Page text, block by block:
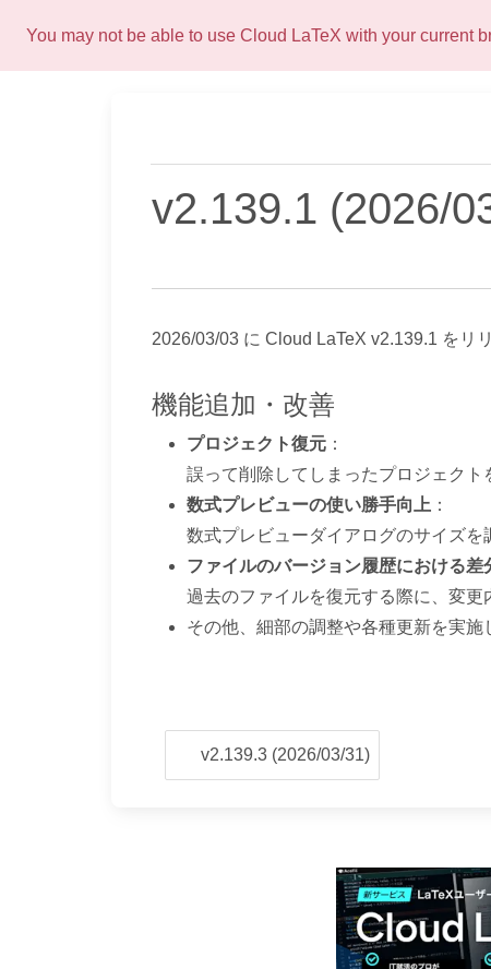
You may not be able to use Cloud LaTeX with your current
プロジェクト復元 ：
誤って削除してしまったプロジェクト
数式プレビューの使い勝手向上 ：
数式プレビューダイアログのサイズを
ファイルのバージョン履歴における差
過去のファイルを復元する際に、変更
その他、細部の調整や各種更新を実施
v2.139.3 (2026/03/31)